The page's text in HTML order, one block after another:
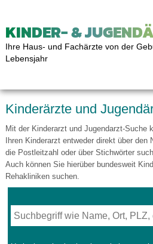
KINDER- &
Ihre Haus- und Fachärzte von der
Lebensjahr
Kinderärzte und
Mit der Kinderarzt und Jugendarzt-Suche
Ihren Kinderarzt entweder direkt über
die Postleitzahl oder über Stichwörter
Auch können Sie hierüber bundesweit
Rehakliniken suchen.